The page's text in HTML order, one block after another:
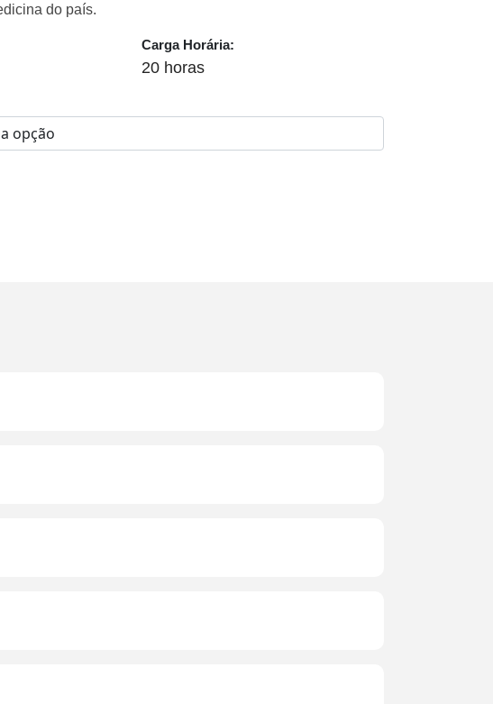
do país.
Carga Horária:
20 horas